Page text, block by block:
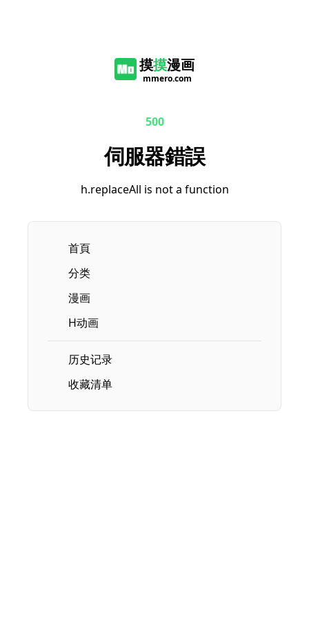
摸摸漫画
mmero.com
500
伺服器錯誤
h.replaceAll is not a function
首頁
分类
漫画
H动画
历史记录
收藏清单